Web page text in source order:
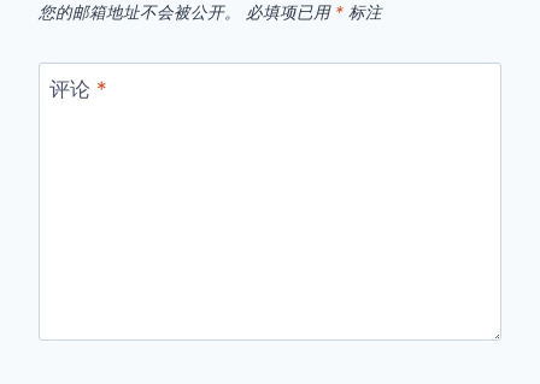
您的邮箱地址不会被公开。 必填项已用 * 标注
评论 *